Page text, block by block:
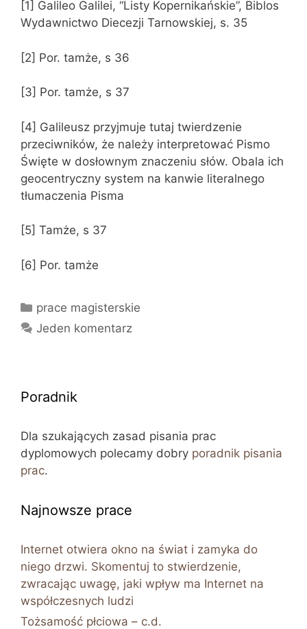
[1] Galileo Galilei, “Listy Kopernikańskie”, Biblos
Wydawnictwo Diecezji Tarnowskiej, s. 35
[2] Por. tamże, s 36
[3] Por. tamże, s 37
[4] Galileusz przyjmuje tutaj twierdzenie
przeciwników, że należy interpretować Pismo
Święte w dosłownym znaczeniu słów. Obala ich
geocentryczny system na kanwie literalnego
tłumaczenia Pisma
[5] Tamże, s 37
[6] Por. tamże
Kategorie
prace magisterskie
Jeden komentarz
Poradnik
Dla szukających zasad pisania prac
dyplomowych polecamy dobry poradnik pisania
prac.
Najnowsze prace
Internet otwiera okno na świat i zamyka do
niego drzwi. Skomentuj to stwierdzenie,
zwracając uwagę, jaki wpływ ma Internet na
współczesnych ludzi
Tożsamość płciowa – c.d.